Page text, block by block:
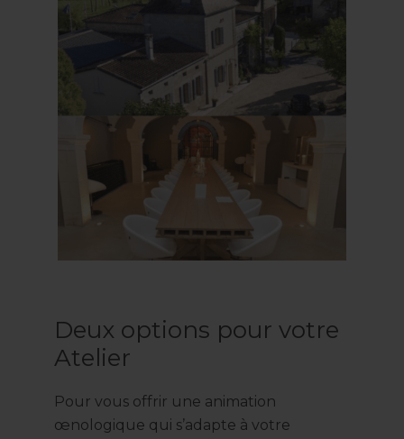
Deux options pour votre
Atelier
Pour vous offrir une animation
œnologique qui s’adapte à votre